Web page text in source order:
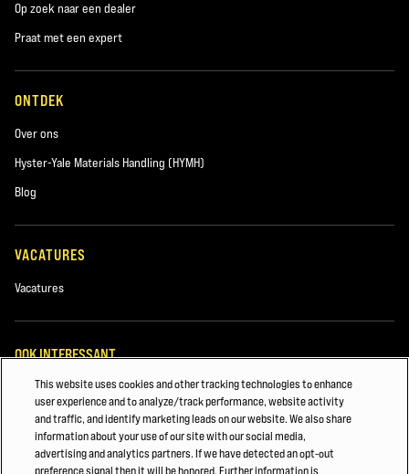
Op zoek naar een dealer
Praat met een expert
ONTDEK
Over ons
Hyster-Yale Materials Handling (HYMH)
Blog
VACATURES
Vacatures
OOK INTERESSANT
Machineparkbeheer
Heftruckonderdelen
VEILIGHEID & TRAINING VAN VORKHEFTRUCKS
This website uses cookies and other tracking technologies to enhance
user experience and to analyze/track performance, website activity
and traffic, and identify marketing leads on our website. We also share
information about your use of our site with our social media,
advertising and analytics partners. If we have detected an opt-out
preference signal then it will be honored. Further information is